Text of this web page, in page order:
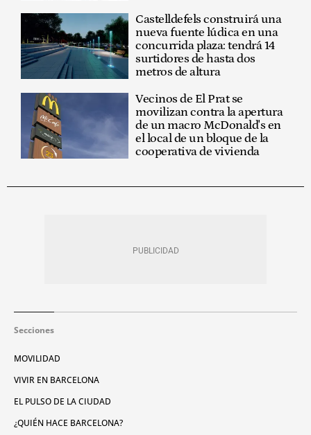
Castelldefels construirá una
nueva fuente lúdica en una
concurrida plaza: tendrá 14
surtidores de hasta dos
metros de altura
Vecinos de El Prat se
movilizan contra la apertura
de un macro McDonald's en
el local de un bloque de la
cooperativa de vivienda
Secciones
MOVILIDAD
VIVIR EN BARCELONA
EL PULSO DE LA CIUDAD
¿QUIÉN HACE BARCELONA?